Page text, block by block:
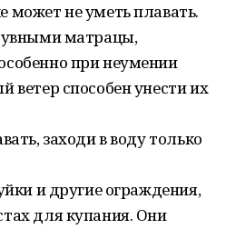
может не уметь плавать.
матрацы,
при неумении
ветер способен унести их
заходи в воду только
и другие ограждения,
для купания. Они